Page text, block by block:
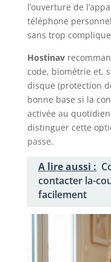
l’ouverture de
téléphone
sans trop
Hostinav
code, biométrie et,
disque (protection
bonne base si la
activée au
distinguer cette
passe.
A lire aussi :
contacter la-
facilement